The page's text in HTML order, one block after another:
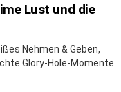
Lust und die
Nehmen & Geben,
Glory-Hole-Momente